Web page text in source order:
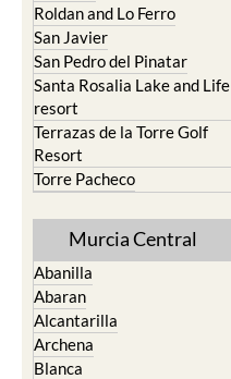
Roldan and Lo Ferro
San Javier
San Pedro del Pinatar
Santa Rosalia Lake and Life
resort
Terrazas de la Torre Golf
Resort
Torre Pacheco
Murcia Central
Abanilla
Abaran
Alcantarilla
Archena
Blanca